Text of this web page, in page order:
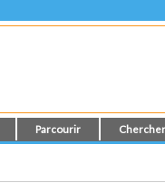
Parcourir Chercher